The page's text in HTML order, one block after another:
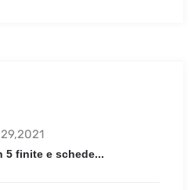
5 finite e schede...